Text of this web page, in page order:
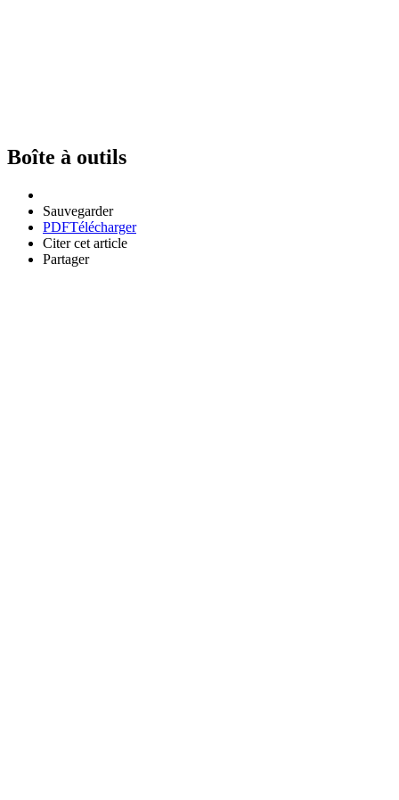
Boîte à outils
Sauvegarder
PDFTélécharger
Citer cet article
Partager